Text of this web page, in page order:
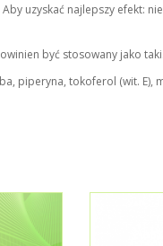
uzyskać najlepszy efekt:
być stosowany jako taki.
piperyna, tokoferol (wit. E),